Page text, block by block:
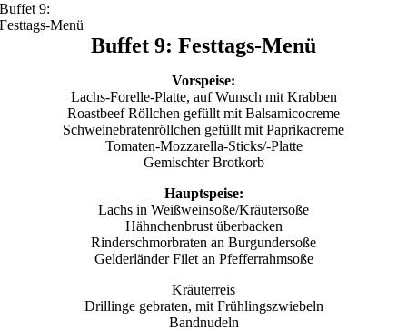
Buffet 9:
Festtags-Menü
Buffet 9: Festtags-Menü
Vorspeise:
Lachs-Forelle-Platte, auf Wunsch mit Krabben
Roastbeef Röllchen gefüllt mit Balsamicocreme
Schweinebratenröllchen gefüllt mit Paprikacreme
Tomaten-Mozzarella-Sticks/-Platte
Gemischter Brotkorb
Hauptspeise:
Lachs in Weißweinsoße/Kräutersoße
Hähnchenbrust überbacken
Rinderschmorbraten an Burgundersoße
Gelderländer Filet an Pfefferrahmsoße
Kräuterreis
Drillinge gebraten, mit Frühlingszwiebeln
Bandnudeln